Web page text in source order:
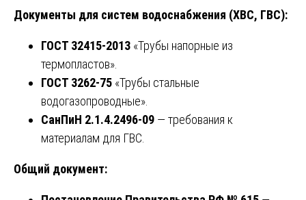
Документы для систем водоснабжения (ХВС, ГВС):
ГОСТ 32415-2013 «Трубы напорные из
термопластов».
ГОСТ 3262-75 «Трубы стальные
водогазопроводные».
СанПиН 2.1.4.2496-09 — требования к
материалам для ГВС.
Общий документ: